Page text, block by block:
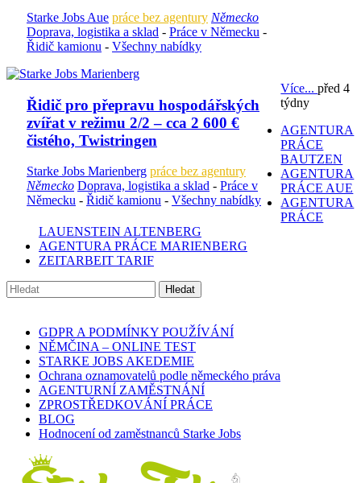
Starke Jobs Aue práce bez agentury Německo
Doprava, logistika a sklad - Práce v Německu -
Řidič kamionu - Všechny nabídky
Řidič pro přepravu hospodářských
zvířat v režimu 2/2 – cca 2 600 €
čistého, Twistringen
Starke Jobs Marienberg práce bez agentury
Německo Doprava, logistika a sklad - Práce v
Německu - Řidič kamionu - Všechny nabídky
Více...před 4
týdny
AGENTURA
PRÁCE
BAUTZEN
AGENTURA
PRÁCE AUE
AGENTURA
PRÁCE
LAUENSTEIN ALTENBERG
AGENTURA PRÁCE MARIENBERG
ZEITARBEIT TARIF
GDPR A PODMÍNKY POUŽÍVÁNÍ
NĚMČINA – ONLINE TEST
STARKE JOBS AKEDEMIE
Ochrana oznamovatelů podle německého práva
ZPROSTŘEDKOVÁNÍ PRÁCE
BLOG